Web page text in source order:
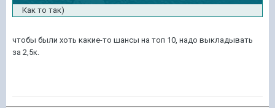
Как то так)
чтобы были хоть какие-то шансы на топ 10, надо выкладывать
за 2,5к.